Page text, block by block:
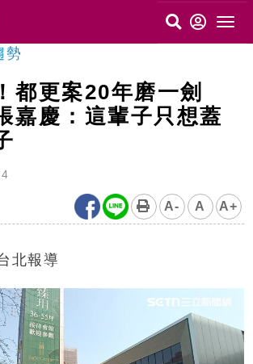
勢
都更案20年磨一劍
嘉慶：這輩子只想蓋
A- A A+
北報導